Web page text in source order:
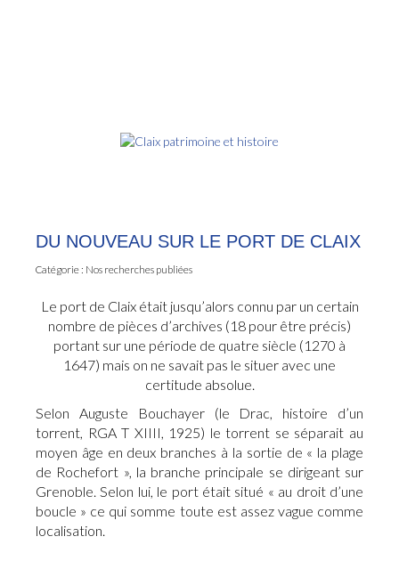
DU NOUVEAU SUR LE PORT DE CLAIX
Catégorie : Nos recherches publiées
Le port de Claix était jusqu’alors connu par un certain
nombre de pièces d’archives (18 pour être précis)
portant sur une période de quatre siècle (1270 à
1647) mais on ne savait pas le situer avec une
certitude absolue.
Selon Auguste Bouchayer (le Drac, histoire d’un
torrent, RGA T XIIII, 1925) le torrent se séparait au
moyen âge en deux branches à la sortie de « la plage
de Rochefort », la branche principale se dirigeant sur
Grenoble. Selon lui, le port était situé « au droit d’une
boucle » ce qui somme toute est assez vague comme
localisation.